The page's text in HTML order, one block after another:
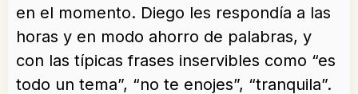
en el momento. Diego les respondía a las
horas y en modo ahorro de palabras, y
con las típicas frases inservibles como “es
todo un tema”, “no te enojes”, “tranquila”.